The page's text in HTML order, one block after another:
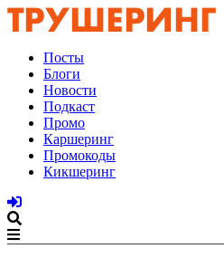
Посты
Блоги
Новости
Подкаст
Промо
Каршеринг
Промокоды
Кикшеринг